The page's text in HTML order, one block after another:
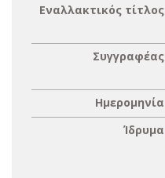
Εναλλακτικός τίτλος
Συγγραφέας
Ημερομηνία
Ίδρυμα